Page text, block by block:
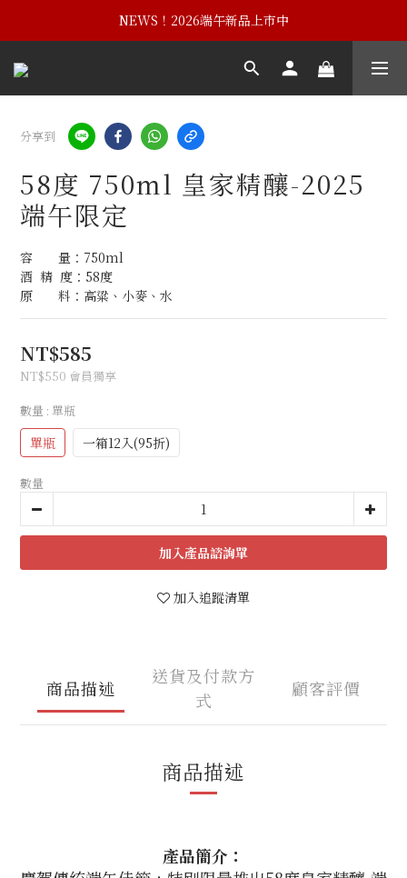
NEWS！黃埔建校102週年紀念酒
NEWS！2026端午新品上市中
NEWS！黃埔建校102週年紀念酒
分享到
58度 750ml 皇家精釀-2025
端午限定
容　　量：750ml
酒  精  度：58度
原　　料：高粱、小麥、水
NT$585
NT$550 會員獨享
數量 : 單瓶
單瓶 一箱12入(95折)
數量
加入追蹤清單
商品描述
送貨及付款方
式
顧客評價
商品描述
產品簡介：